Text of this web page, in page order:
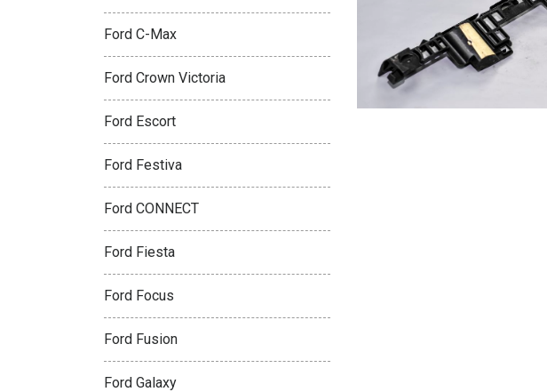
Ford C-Max
Ford Crown Victoria
Ford Escort
Ford Festiva
Ford CONNECT
Ford Fiesta
Ford Focus
Ford Fusion
Ford Galaxy